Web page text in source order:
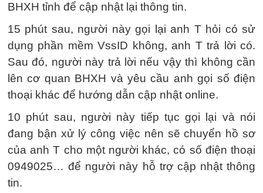
BHXH tỉnh để cập nhật lại thông tin.
15 phút sau, người này gọi lại anh T hỏi có sử
dụng phần mềm VssID không, anh T trả lời có.
Sau đó, người này trả lời nếu vậy thì không cần
lên cơ quan BHXH và yêu cầu anh gọi số điện
thoại khác để hướng dẫn cập nhật online.
10 phút sau, người này tiếp tục gọi lại và nói
đang bận xử lý công việc nên sẽ chuyển hồ sơ
của anh T cho một người khác, có số điện thoại
0949025… để người này hỗ trợ cập nhật thông
tin.